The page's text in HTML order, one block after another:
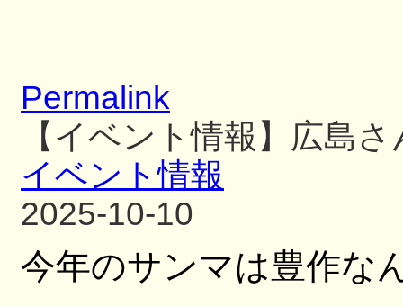
Permalink
【イベント情報】広島
イベント情報
2025-10-10
今年のサンマは豊作な